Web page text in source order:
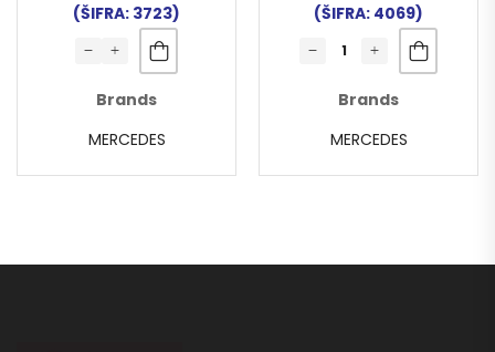
(ŠIFRA: 3723)
Brands
MERCEDES
(ŠIFRA: 4069)
Brands
MERCEDES